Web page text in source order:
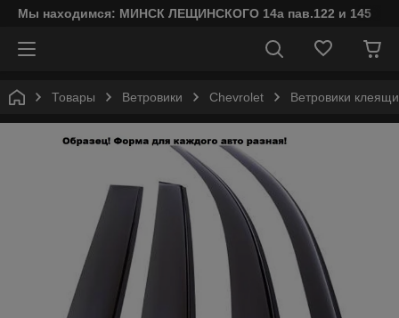
Мы находимся: МИНСК ЛЕЩИНСКОГО 14а пав.122 и 145
Товары Ветровики Chevrolet Ветровики